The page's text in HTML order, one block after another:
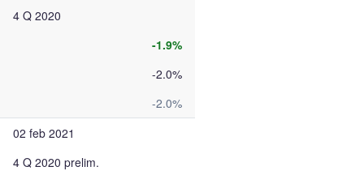
4 Q 2020
-1.9%
-2.0%
-2.0%
02 feb 2021
4 Q 2020 prelim.